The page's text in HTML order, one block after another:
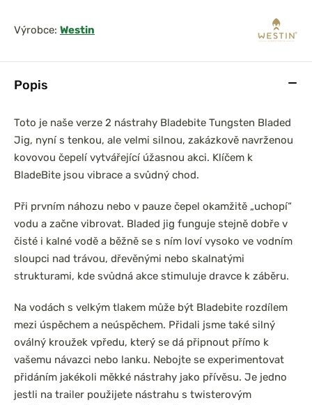
Popis
Toto je naše verze 2 nástrahy Bladebite Tungsten Bladed
Jig, nyní s tenkou, ale velmi silnou, zakázkově navrženou
kovovou čepelí vytvářející úžasnou akci. Klíčem k
BladeBite jsou vibrace a svůdný chod.
Při prvním náhozu nebo v pauze čepel okamžitě „uchopí“
vodu a začne vibrovat. Bladed jig funguje stejně dobře v
čisté i kalné vodě a běžně se s ním loví vysoko ve vodním
sloupci nad trávou, dřevěnými nebo skalnatými
strukturami, kde svůdná akce stimuluje dravce k záběru.
Na vodách s velkým tlakem může být Bladebite rozdílem
mezi úspěchem a neúspěchem. Přidali jsme také silný
oválný kroužek vpředu, který se dá připnout přímo k
vašemu návazci nebo lanku. Nebojte se experimentovat
přidáním jakékoli měkké nástrahy jako přívěsu. Je jedno
jestli na trailer použijete nástrahu s twisterovým
Výrobce: Westin